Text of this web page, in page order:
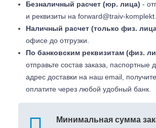
Безналичный расчет (юр. лица) -
и реквизиты на forward@traiv-
Наличный расчет (только физ.
офисе до отгрузки.
По банковским реквизитам (физ.
отправьте состав заказа, паспортные
адрес доставки на наш email,
оплатите через любой удобный банк.
Минимальная сумма